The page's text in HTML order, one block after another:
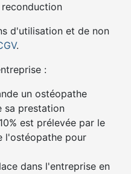
d'utilisation et de non
.
:
un ostéopathe
sa prestation
est prélevée par le
l'ostéopathe pour
dans l'entreprise en